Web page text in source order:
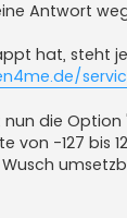
Antwort
hat, steht
nun die Option
von -127 bis